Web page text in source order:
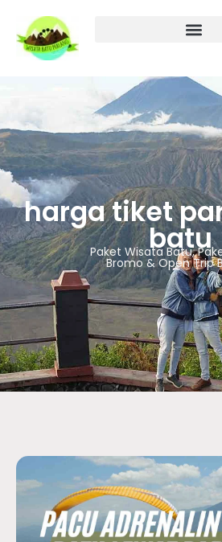
harga tiket
batu
Paket Wisata Batu,
Bromo & Open Trip